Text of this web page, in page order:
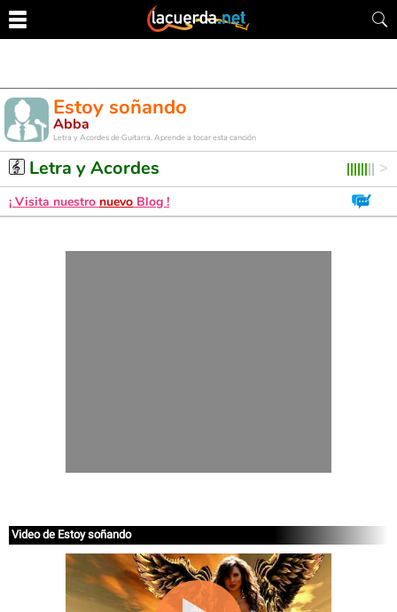
Estoy soñando
Abba
Letra y Acordes de Guitarra. Aprende a tocar esta canción
Letra y Acordes
¡ Visita nuestro nuevo Blog !
Video de Estoy soñando